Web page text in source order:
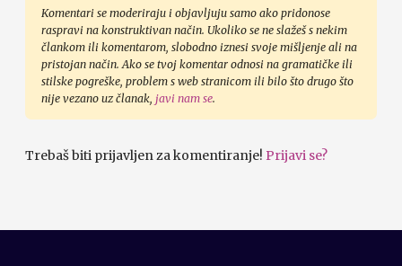
Komentari se moderiraju i objavljuju samo ako pridonose
raspravi na konstruktivan način. Ukoliko se ne slažeš s nekim
člankom ili komentarom, slobodno iznesi svoje mišljenje ali na
pristojan način. Ako se tvoj komentar odnosi na gramatičke ili
stilske pogreške, problem s web stranicom ili bilo što drugo što
nije vezano uz članak, javi nam se.
Trebaš biti prijavljen za komentiranje! Prijavi se?